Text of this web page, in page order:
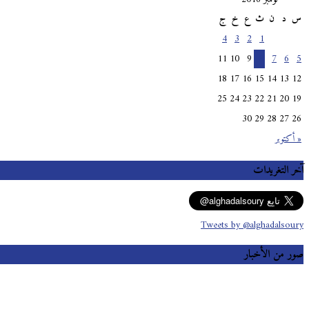
س د ن ث ع خ ج
« أكتوبر
1
2
3
4
5
6
7
9
10
11
12
13
14
15
16
17
18
19
20
21
22
23
24
25
26
27
28
29
30
آخر التغريدات
Tweets by @alghadalsoury
صور من الأخبار